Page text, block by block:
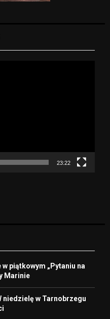
23:22
piątkowym „Pytaniu na
Marinie
niedzielę w Tarnobrzegu